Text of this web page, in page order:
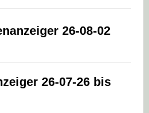
26-08-02
26-07-26 bis